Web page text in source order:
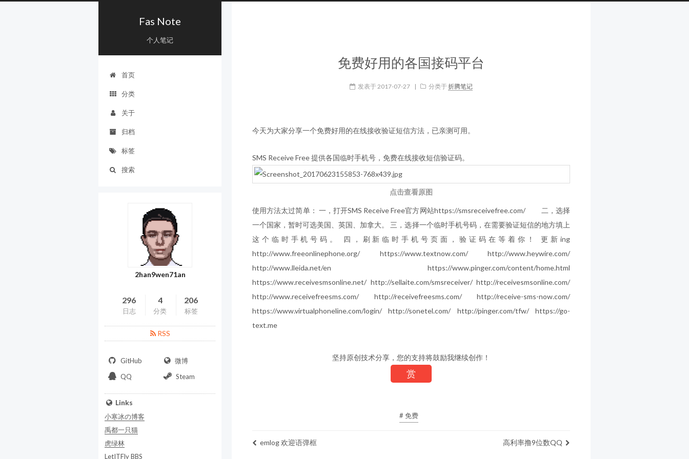
Fas Note
个人笔记
首页
分类
关于
归档
标签
搜索
免费好用的各国接码平台
发表于2017-07-27 | 分类于折腾笔记
今天为大家分享一个免费好用的在线接收验证短信方法，已亲测可用。
SMS Receive Free 提供各国临时手机号，免费在线接收短信验证码。
点击查看原图
使用方法太过简单： 一，打开SMS Receive Free官方网站https://smsreceivefree.com/ 二，选择
一个国家，暂时可选美国、英国、加拿大。 三，选择一个临时手机号码，在需要验证短信的地方填上
这个临时手机号码。 四，刷新临时手机号页面，验证码在等着你！ 更新ing
http://www.freeonlinephone.org/ https://www.textnow.com/ http://www.heywire.com/
http://www.lleida.net/en https://www.pinger.com/content/home.html
https://www.receivesmsonline.net/ http://sellaite.com/smsreceiver/ http://receivesmsonline.com/
http://www.receivefreesms.com/ http://receivefreesms.com/ http://receive-sms-now.com/
https://www.virtualphoneline.com/login/ http://sonetel.com/ http://pinger.com/tfw/ https://go-
text.me
坚持原创技术分享，您的支持将鼓励我继续创作！
赏
# 免费
emlog 欢迎语弹框 高利率撸9位数QQ
2han9wen71an
296
日志
4
分类
206
标签
RSS
GitHub
微博
QQ
Steam
Links
小寒冰の博客
禹都一只猫
虎绿林
LetITFly BBS